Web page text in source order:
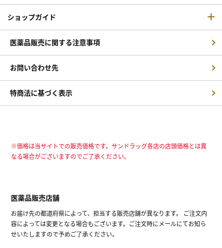
ショップガイド
医薬品販売に関する注意事項
お問い合わせ先
特商法に基づく表示
※価格は当サイトでの販売価格です。サンドラッグ各店の店頭価格とは異
なる場合がございますのでご了承ください。
医薬品販売店舗
お届け先の都道府県によって、担当する販売店舗が異なります。 ご注文内
容によっては変更となる場合もございます。ご注文時にメールにてお知ら
せいたしますので予めご了承ください。